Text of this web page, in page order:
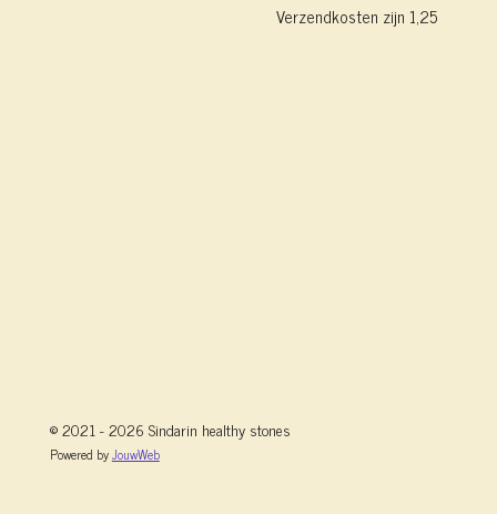
Verzendkosten zijn 1,25
© 2021 - 2026 Sindarin healthy stones
Powered byJouwWeb